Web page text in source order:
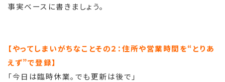
事実ベースに書きましょう。
【やってしまいがちなことその２：住所や営業時間を“とりあ
えず”で登録】
「今日は臨時休業。でも更新は後で」